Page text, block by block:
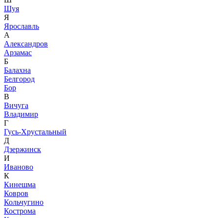
Шуя
Я
Ярославль
А
Александров
Арзамас
Б
Балахна
Белгород
Бор
В
Вичуга
Владимир
Г
Гусь-Хрустальный
Д
Дзержинск
И
Иваново
К
Кинешма
Ковров
Кольчугино
Кострома